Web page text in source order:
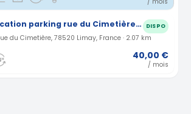
Location parking rue du Cimetière à Limay (78) DISPO
du Cimetière, 78520 Limay, France · 2.07 km
40,00 €
/ mois